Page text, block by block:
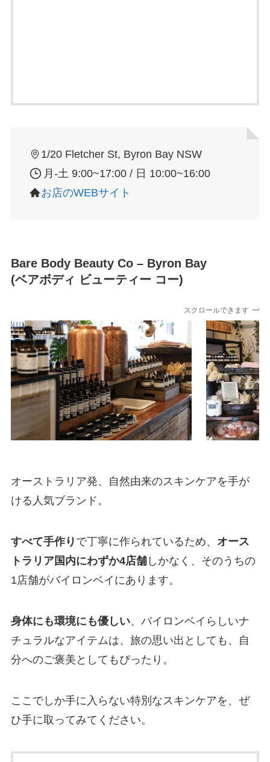
1/20 Fletcher St, Byron Bay NSW
月-土 9:00~17:00 / 日 10:00~16:00
お店のWEBサイト
Bare Body Beauty Co – Byron Bay
(ベアボディ ビューティー コー)
スクロールできます
オーストラリア発、自然由来のスキンケアを手が
ける人気ブランド。
すべて手作り で丁寧に作られているため、 オース
トラリア国内にわずか4店舗しかなく、そのうちの
1店舗がバイロンベイにあります。
身体にも環境にも優しい、バイロンベイらしいナ
チュラルなアイテムは、旅の思い出としても、自
分へのご褒美としてもぴったり。
ここでしか手に入らない特別なスキンケアを、ぜ
ひ手に取ってみてください。